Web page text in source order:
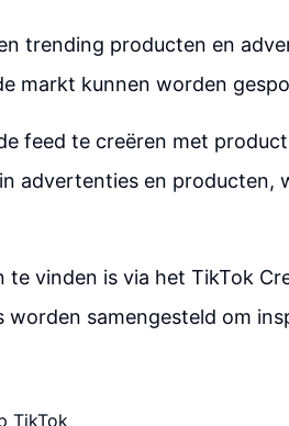
trending producten en
markt kunnen worden
feed te creëren met
advertenties en producten,
te vinden is via het TikTok
samengesteld om